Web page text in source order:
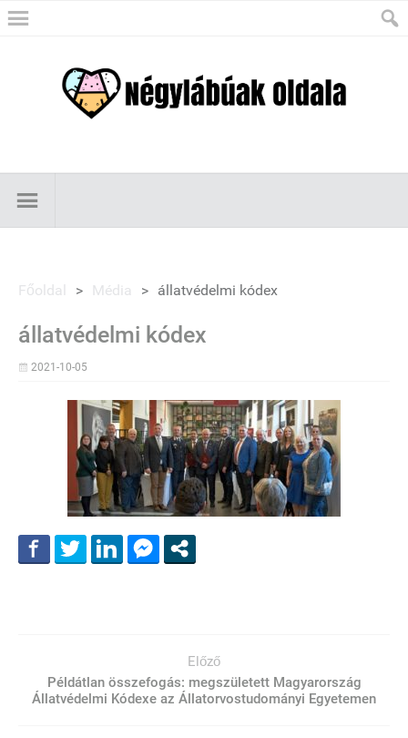
Főoldal > Média > állatvédelmi kódex
állatvédelmi kódex
2021-10-05
Előző
Példátlan összefogás: megszületett Magyarország
Állatvédelmi Kódexe az Állatorvostudományi Egyetemen